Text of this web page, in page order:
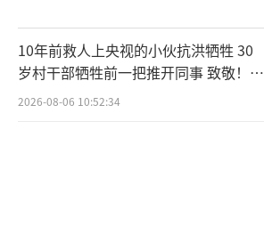
10年前救人上央视的小伙抗洪牺牲 30
岁村干部牺牲前一把推开同事 致敬！送
别！
2026-08-06 10:52:34